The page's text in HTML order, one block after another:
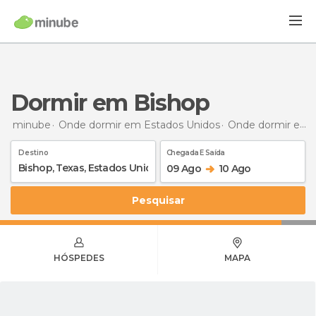
Dormir em Bishop
minube Onde dormir em Estados Unidos Onde dormir em Texas
Destino Chegada E Saída
09 Ago 10 Ago
Pesquisar
HÓSPEDES MAPA